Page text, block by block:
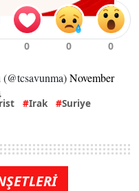
November
Irak
Suriye